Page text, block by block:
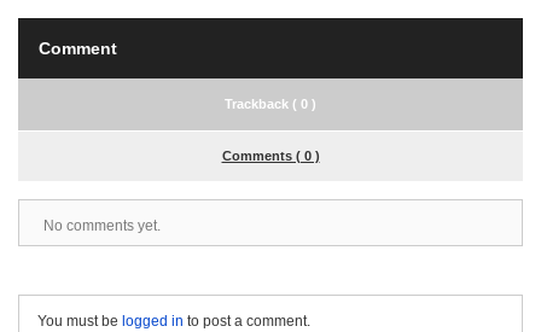
Comment
Trackback ( 0 )
Comments ( 0 )
No comments yet.
You must be logged in to post a comment.